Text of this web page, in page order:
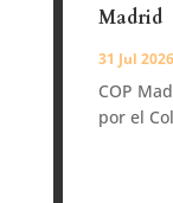
Madrid
31 Jul 2026
COP
por el